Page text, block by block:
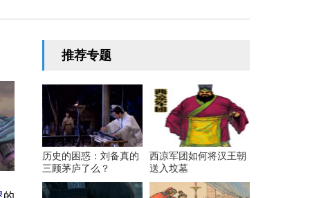
推荐专题
历史的困惑：刘备真的
三顾茅庐了么？
西凉军团如何将汉王朝
送入坟墓